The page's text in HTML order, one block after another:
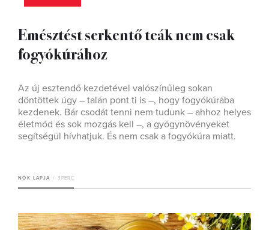
Emésztést serkentő teák nem csak
fogyókúrához
Az új esztendő kezdetével valószínűleg sokan
döntöttek úgy – talán pont ti is –, hogy fogyókúrába
kezdenek. Bár csodát tenni nem tudunk – ahhoz helyes
életmód és sok mozgás kell –, a gyógynövényeket
segítségül hívhatjuk. És nem csak a fogyókúra miatt.
NŐK LAPJA 3 PERC